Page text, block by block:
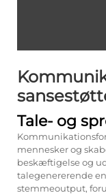
Tale- og
mennesker og
beskæftigelse og
talegenererende
stemmeoutput,